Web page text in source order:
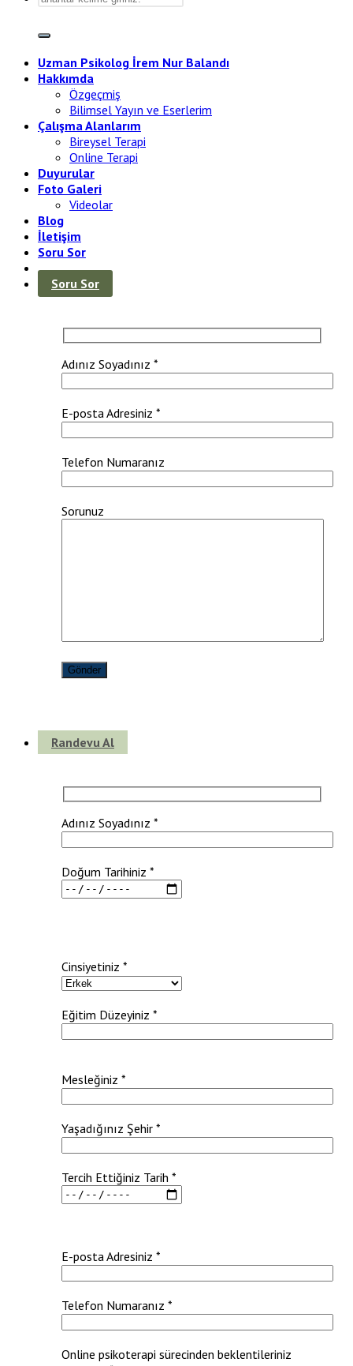
Uzman Psikolog İrem Nur Balandı
Hakkımda
Özgeçmiş
Bilimsel Yayın ve Eserlerim
Çalışma Alanlarım
Bireysel Terapi
Online Terapi
Duyurular
Foto Galeri
Videolar
Blog
İletişim
Soru Sor
Soru Sor
Adınız Soyadınız *
E-posta Adresiniz *
Telefon Numaranız
Sorunuz
Randevu Al
Adınız Soyadınız *
Doğum Tarihiniz *
Cinsiyetiniz *
Eğitim Düzeyiniz *
Mesleğiniz *
Yaşadığınız Şehir *
Tercih Ettiğiniz Tarih *
E-posta Adresiniz *
Telefon Numaranız *
Online psikoterapi sürecinden beklentileriniz